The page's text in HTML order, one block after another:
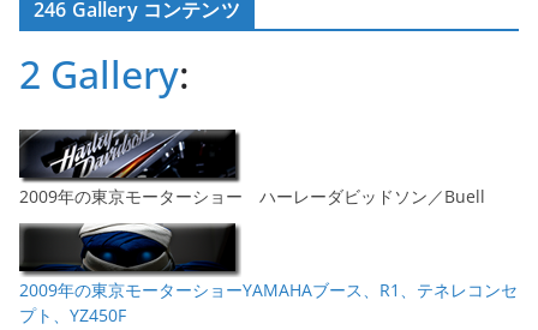
イ246 Gallery コンテンツ
2 Gallery:
2009年の東京モーターショー ハーレーダビッドソン／Buell
2009年の東京モーターショーYAMAHAブース、R1、テネレコンセ
プト、YZ450F